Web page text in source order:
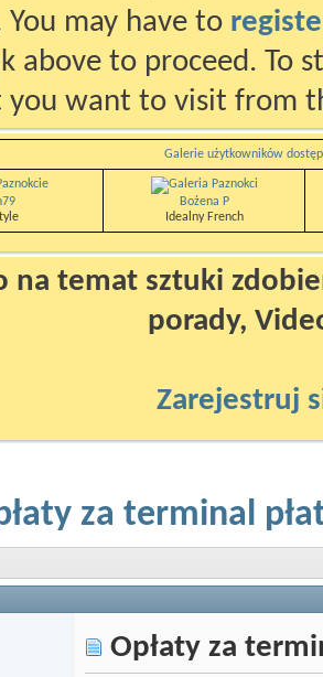
may have to
above to proceed. To
want to visit from
Galerie użytkowników
Bożena P
Idealny French
na temat sztuki
porady,
Zarejestruj
za terminal
Opłaty za